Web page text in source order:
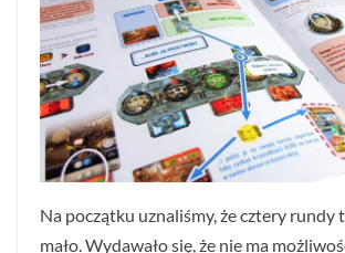
Na początku uznaliśmy, że cztery rundy
mało. Wydawało się, że nie ma